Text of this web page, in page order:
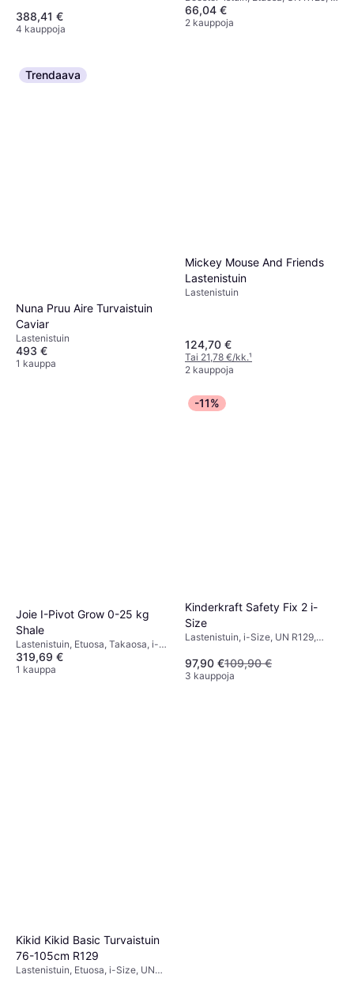
Vastasyntyneen istuimen
pienennin mukana, Säädettävä
pääntuki, Sivutörmäyssuojaus
388,41 €
4 kauppoja
Size, ECE R44,
Sivutörmäyssuojaus (ASIP),
66,04 €
2 kauppoja
Trendaava
Nuna Pruu Aire Turvaistuin
Caviar
Lastenistuin
493 €
1 kauppa
Mickey Mouse And Friends
Lastenistuin
Lastenistuin
124,70 €
Tai 21,78 €/kk.¹
2 kauppoja
Joie I-Pivot Grow 0-25 kg
Shale
Lastenistuin, Etuosa, Takaosa, i-
Size, Sivutörmäyssuojaus (ASIP),
Pestävä päällinen, Säädettävä
319,69 €
1 kauppa
-11%
Kinderkraft Safety Fix 2 i-
Size
Lastenistuin, i-Size, UN R129,
pienennin mukana, Säädettävä
pääntuki, Sivutörmäyssuojaus
97,90 €109,90 €
3 kauppoja
Kikid Kikid Basic Turvaistuin
76-105cm R129
Lastenistuin, Etuosa, i-Size, UN